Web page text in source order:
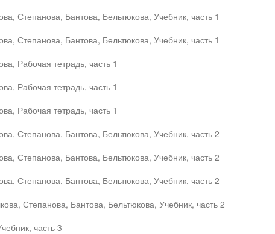
Степанова, Бантова, Бельтюкова, Учебник, часть 1
Степанова, Бантова, Бельтюкова, Учебник, часть 1
Рабочая тетрадь, часть 1
Рабочая тетрадь, часть 1
Рабочая тетрадь, часть 1
Степанова, Бантова, Бельтюкова, Учебник, часть 2
Степанова, Бантова, Бельтюкова, Учебник, часть 2
Степанова, Бантова, Бельтюкова, Учебник, часть 2
Степанова, Бантова, Бельтюкова, Учебник, часть 2
часть 3